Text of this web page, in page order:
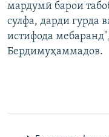
мардумӣ барои
сулфа, дарди гурда
истифода
Бердимуҳаммадов.